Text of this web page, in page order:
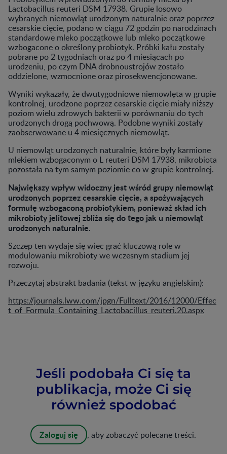
Lactobacillus reuteri DSM 17938. Grupie losowo
wybranych niemowląt urodzonym naturalnie oraz poprzez
cesarskie cięcie, podano w ciągu 72 godzin po narodzinach
standardowe mleko początkowe lub mleko początkowe
wzbogacone o określony probiotyk. Próbki kału zostały
pobrane po 2 tygodniach oraz po 4 miesiącach po
urodzeniu, po czym DNA drobnoustrojów zostało
oddzielone, wzmocnione oraz pirosekwencjonowane.
Wyniki wykazały, że dwutygodniowe niemowlęta w grupie
kontrolnej, urodzone poprzez cesarskie cięcie miały niższy
poziom wielu zdrowych bakterii w porównaniu do tych
urodzonych drogą pochwową. Podobne wyniki zostały
zaobserwowane u 4 miesięcznych niemowląt.
U niemowląt urodzonych naturalnie, które były karmione
mlekiem wzbogaconym o L reuteri DSM 17938, mikrobiota
pozostała na tym samym poziomie co w grupie kontrolnej.
Największy wpływ widoczny jest wśród grupy niemowląt
urodzonych poprzez cesarskie cięcie, a spożywających
formułę wzbogaconą probiotykiem, ponieważ skład ich
mikrobioty jelitowej zbliża się do tego jak u niemowląt
urodzonych naturalnie.
Szczep ten wydaje się wiec grać kluczową role w
modulowaniu mikrobioty we wczesnym stadium jej
rozwoju.
Przeczytaj abstrakt badania (tekst w języku angielskim):
https://journals.lww.com/jpgn/Fulltext/2016/12000/Effec
t_of_Formula_Containing_Lactobacillus_reuteri.20.aspx
Jeśli podobała Ci się ta
publikacja, może Ci się
również spodobać
Zaloguj się , aby zobaczyć polecane treści.